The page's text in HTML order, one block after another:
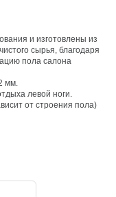
и изготовлены из
сырья, благодаря
пола салона
мм.
левой ноги.
от строения пола)